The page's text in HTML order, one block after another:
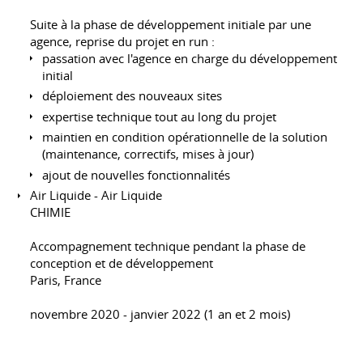
Suite à la phase de développement initiale par une
agence, reprise du projet en run :
passation avec l'agence en charge du développement
initial
déploiement des nouveaux sites
expertise technique tout au long du projet
maintien en condition opérationnelle de la solution
(maintenance, correctifs, mises à jour)
ajout de nouvelles fonctionnalités
Air Liquide - Air Liquide
CHIMIE
Accompagnement technique pendant la phase de
conception et de développement
Paris, France
novembre 2020 - janvier 2022 (1 an et 2 mois)